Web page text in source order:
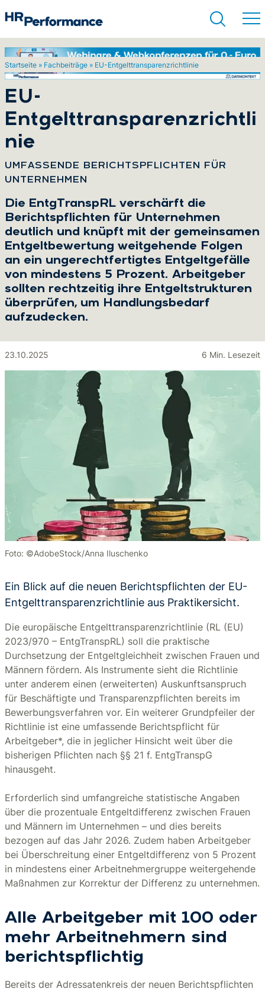
Startseite » Fachbeiträge » EU-Entgelttransparenzrichtlinie
EU-
Entgelttransparenzrichtli
nie
UMFASSENDE BERICHTSPFLICHTEN FÜR
UNTERNEHMEN
Die EntgTranspRL verschärft die
Berichtspflichten für Unternehmen
deutlich und knüpft mit der gemeinsamen
Entgeltbewertung weitgehende Folgen
an ein ungerechtfertigtes Entgeltgefälle
von mindestens 5 Prozent. Arbeitgeber
sollten rechtzeitig ihre Entgeltstrukturen
überprüfen, um Handlungsbedarf
aufzudecken.
23.10.2025 6 Min. Lesezeit
Foto: ©AdobeStock/Anna Iluschenko
Ein Blick auf die neuen Berichtspflichten der EU-
Entgelttransparenzrichtlinie aus Praktikersicht.
Die europäische Entgelttransparenzrichtlinie (RL (EU)
2023/970 – EntgTranspRL) soll die praktische
Durchsetzung der Entgeltgleichheit zwischen Frauen und
Männern fördern. Als Instrumente sieht die Richtlinie
unter anderem einen (erweiterten) Auskunftsanspruch
für Beschäftigte und Transparenzpflichten bereits im
Bewerbungsverfahren vor. Ein weiterer Grundpfeiler der
Richtlinie ist eine umfassende Berichtspflicht für
Arbeitgeber*, die in jeglicher Hinsicht weit über die
bisherigen Pflichten nach §§ 21 f. EntgTranspG
hinausgeht.
Erforderlich sind umfangreiche statistische Angaben
über die prozentuale Entgeltdifferenz zwischen Frauen
und Männern im Unternehmen – und dies bereits
bezogen auf das Jahr 2026. Zudem haben Arbeitgeber
bei Überschreitung einer Entgeltdifferenz von 5 Prozent
in mindestens einer Arbeitnehmergruppe weitergehende
Maßnahmen zur Korrektur der Differenz zu unternehmen.
Alle Arbeitgeber mit 100 oder
mehr Arbeitnehmern sind
berichtspflichtig
Bereits der Adressatenkreis der neuen Berichtspflichten